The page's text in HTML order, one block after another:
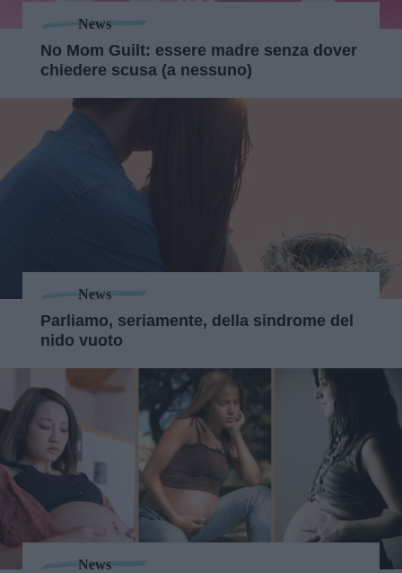
News
No Mom Guilt: essere madre senza dover
chiedere scusa (a nessuno)
News
Parliamo, seriamente, della sindrome del
nido vuoto
News